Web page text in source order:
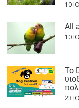
10
All
10
Το
23